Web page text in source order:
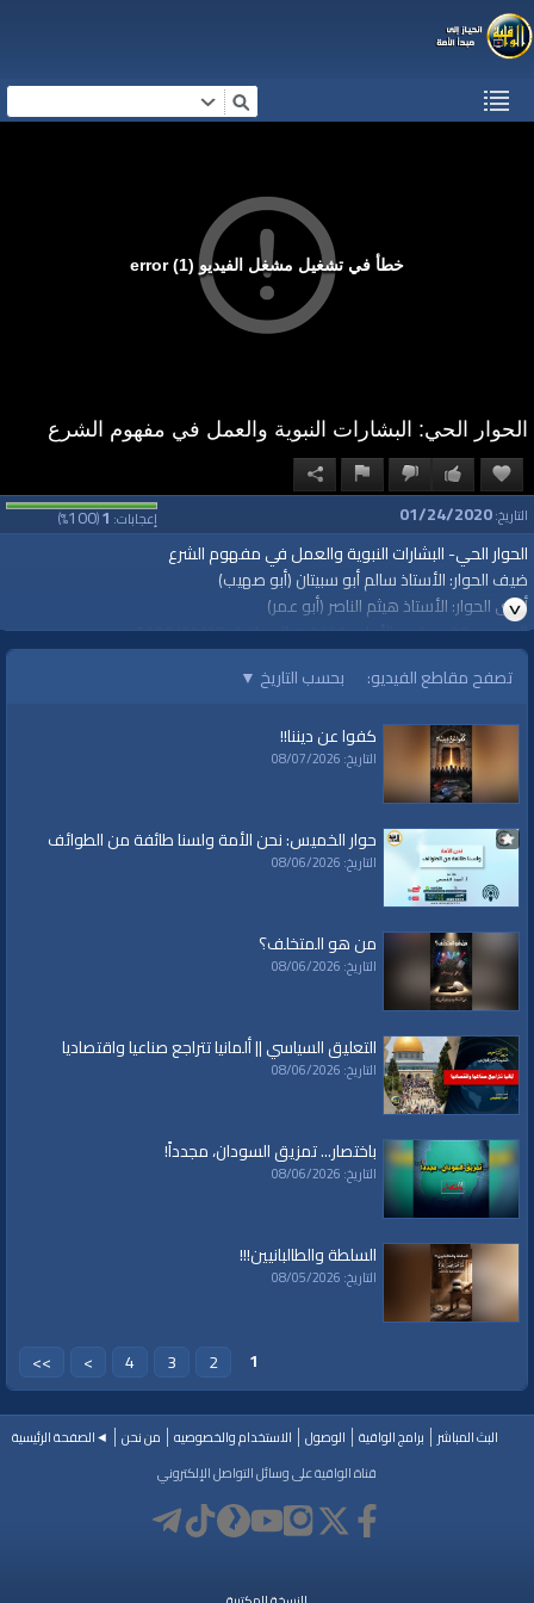
خطأ في تشغيل مشغل الفيديو (1) error
الحوار الحي: البشارات النبوية والعمل في مفهوم الشرع
إعجابات:1
(
100
%) التاريخ:01/24/2020
الحوار الحي- البشارات النبوية والعمل في مفهوم الشرع
ضيف الحوار: الأستاذ سالم أبو سبيتان (أبو صهيب)
أجرى الحوار: الأستاذ هيثم الناصر (أبو عمر)
الخميس 28 جمادى الأولى 1441هـ الموافق 2020/01/23م
https://youtu.be/_hadv0soubA
@قناة الواقية
#قناة_الواقية
الفئات:
حوارات
حوارات»حوار الخميس
برامج الواقية
العلامات:قناة|الواقية،|انحياز إلى|مبدأ |الأمة،|المسجد|الأقصى،|بيت
المقدس،|حزب|التحرير،|الخلافة|الراشدة
تصفح مقاطع الفيديو: بحسب التاريخ ▼
كفوا عن ديننا!!
التاريخ: 08/07/2026
حوار الخميس: نحن الأمة ولسنا طائفة من الطوائف
التاريخ: 08/06/2026
من هو المتخلف؟
التاريخ: 08/06/2026
التعليق السياسي || ألمانيا تتراجع صناعيا واقتصاديا
التاريخ: 08/06/2026
باختصار... تمزيق السودان، مجدداً!
التاريخ: 08/06/2026
السلطة والطالبانيين!!!
التاريخ: 08/05/2026
1
2
3
4
>
>>
البث المباشر برامج الواقية الوصول الاستخدام والخصوصيه من نحن
◄الصفحة الرئيسية
قناة الواقية على وسائل التواصل الإلكتروني